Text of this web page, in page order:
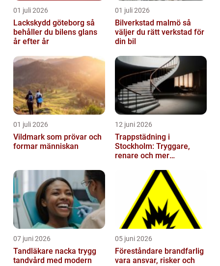
01 juli 2026
Lackskydd göteborg så
behåller du bilens glans
år efter år
01 juli 2026
Bilverkstad malmö så
väljer du rätt verkstad för
din bil
01 juli 2026
Vildmark som prövar och
formar människan
12 juni 2026
Trappstädning i
Stockholm: Tryggare,
renare och mer
07 juni 2026
Tandläkare nacka trygg
tandvård med modern
05 juni 2026
Föreståndare brandfarlig
vara ansvar, risker och